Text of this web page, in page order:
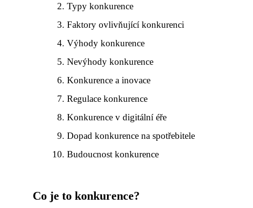
Typy konkurence
Faktory ovlivňující konkurenci
Výhody konkurence
Nevýhody konkurence
Konkurence a inovace
Regulace konkurence
Konkurence v digitální éře
Dopad konkurence na spotřebitele
Budoucnost konkurence
Co je to konkurence?